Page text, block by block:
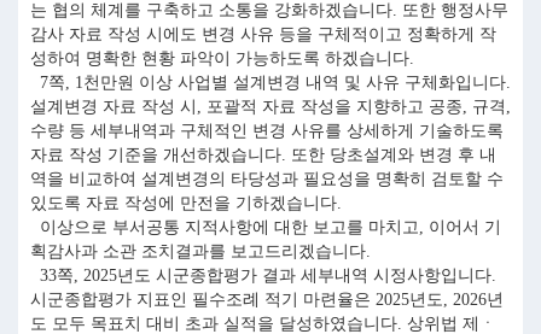
는 협의 체계를 구축하고 소통을 강화하겠습니다. 또한 행정사무
감사 자료 작성 시에도 변경 사유 등을 구체적이고 정확하게 작
성하여 명확한 현황 파악이 가능하도록 하겠습니다.
7쪽, 1천만원 이상 사업별 설계변경 내역 및 사유 구체화입니다.
설계변경 자료 작성 시, 포괄적 자료 작성을 지향하고 공종, 규격,
수량 등 세부내역과 구체적인 변경 사유를 상세하게 기술하도록
자료 작성 기준을 개선하겠습니다. 또한 당초설계와 변경 후 내
역을 비교하여 설계변경의 타당성과 필요성을 명확히 검토할 수
있도록 자료 작성에 만전을 기하겠습니다.
이상으로 부서공통 지적사항에 대한 보고를 마치고, 이어서 기
획감사과 소관 조치결과를 보고드리겠습니다.
33쪽, 2025년도 시군종합평가 결과 세부내역 시정사항입니다.
시군종합평가 지표인 필수조례 적기 마련율은 2025년도, 2026년
도 모두 목표치 대비 초과 실적을 달성하였습니다. 상위법 제ㆍ